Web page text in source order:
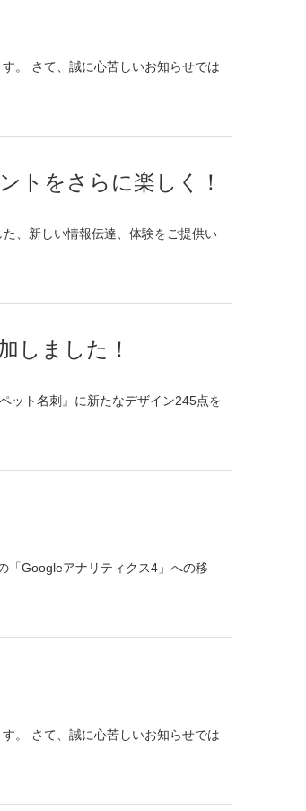
。 さて、誠に心苦しいお知らせでは
トをさらに楽しく！
、新しい情報伝達、体験をご提供い
しました！
ット名刺』に新たなデザイン245点を
「Googleアナリティクス4」への移
。 さて、誠に心苦しいお知らせでは